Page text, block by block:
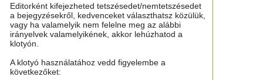
Editorként kifejezheted tetszésedet/nemtetszésedet
a bejegyzésekről, kedvenceket választhatsz közülük,
vagy ha valamelyik nem felelne meg az alábbi
irányelvek valamelyikének, akkor lehúzhatod a
klotyón.
A klotyó használatához vedd figyelembe a
következőket: